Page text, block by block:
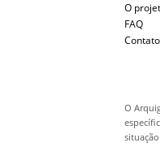
O
FAQ
Contato
O